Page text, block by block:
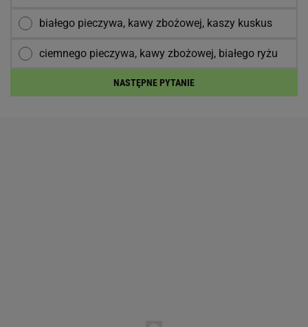
białego pieczywa, kawy zbożowej, kaszy kuskus
ciemnego pieczywa, kawy zbożowej, białego ryżu
NASTĘPNE PYTANIE